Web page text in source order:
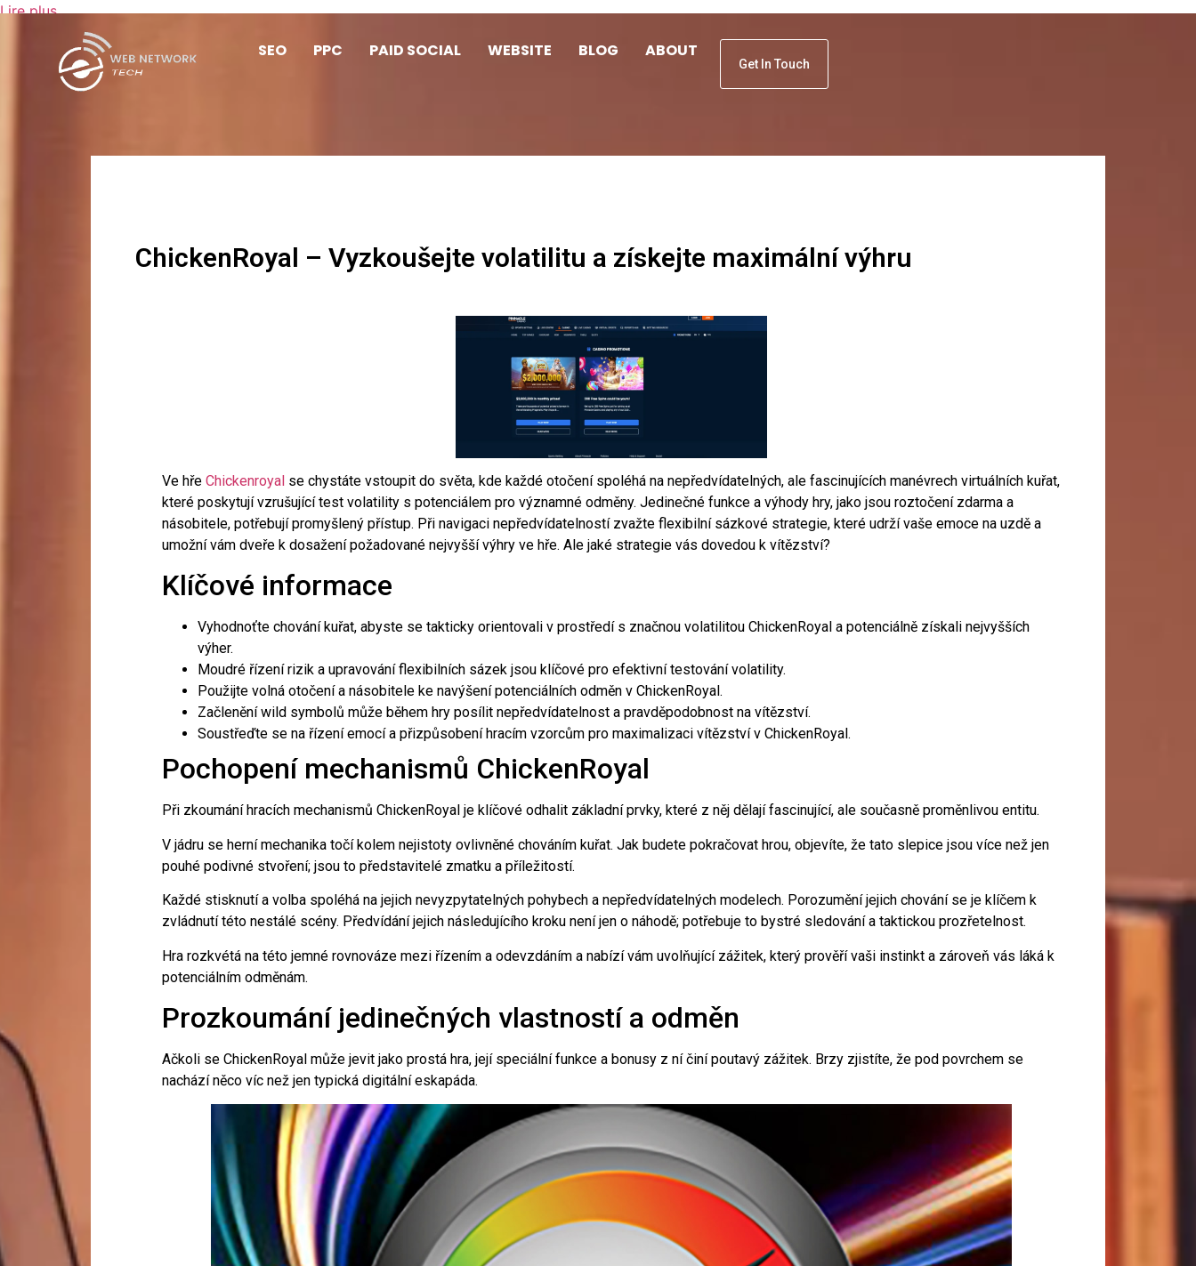
Lire plus
SEO PPC PAID SOCIAL WEBSITE BLOG ABOUT
Get In Touch
ChickenRoyal – Vyzkoušejte volatilitu a získejte maximální výhru
Ve hře Chickenroyal se chystáte vstoupit do světa, kde každé otočení spoléhá na nepředvídatelných, ale fascinujících manévrech virtuálních kuřat,
které poskytují vzrušující test volatility s potenciálem pro významné odměny. Jedinečné funkce a výhody hry, jako jsou roztočení zdarma a
násobitele, potřebují promyšlený přístup. Při navigaci nepředvídatelností zvažte flexibilní sázkové strategie, které udrží vaše emoce na uzdě a
umožní vám dveře k dosažení požadované nejvyšší výhry ve hře. Ale jaké strategie vás dovedou k vítězství?
Klíčové informace
Vyhodnoťte chování kuřat, abyste se takticky orientovali v prostředí s značnou volatilitou ChickenRoyal a potenciálně získali nejvyšších
výher.
Moudré řízení rizik a upravování flexibilních sázek jsou klíčové pro efektivní testování volatility.
Použijte volná otočení a násobitele ke navýšení potenciálních odměn v ChickenRoyal.
Začlenění wild symbolů může během hry posílit nepředvídatelnost a pravděpodobnost na vítězství.
Soustřeďte se na řízení emocí a přizpůsobení hracím vzorcům pro maximalizaci vítězství v ChickenRoyal.
Pochopení mechanismů ChickenRoyal
Při zkoumání hracích mechanismů ChickenRoyal je klíčové odhalit základní prvky, které z něj dělají fascinující, ale současně proměnlivou entitu.
V jádru se herní mechanika točí kolem nejistoty ovlivněné chováním kuřat. Jak budete pokračovat hrou, objevíte, že tato slepice jsou více než jen
pouhé podivné stvoření; jsou to představitelé zmatku a příležitostí.
Každé stisknutí a volba spoléhá na jejich nevyzpytatelných pohybech a nepředvídatelných modelech. Porozumění jejich chování se je klíčem k
zvládnutí této nestálé scény. Předvídání jejich následujícího kroku není jen o náhodě; potřebuje to bystré sledování a taktickou prozřetelnost.
Hra rozkvétá na této jemné rovnováze mezi řízením a odevzdáním a nabízí vám uvolňující zážitek, který prověří vaši instinkt a zároveň vás láká k
potenciálním odměnám.
Prozkoumání jedinečných vlastností a odměn
Ačkoli se ChickenRoyal může jevit jako prostá hra, její speciální funkce a bonusy z ní činí poutavý zážitek. Brzy zjistíte, že pod povrchem se
nachází něco víc než jen typická digitální eskapáda.